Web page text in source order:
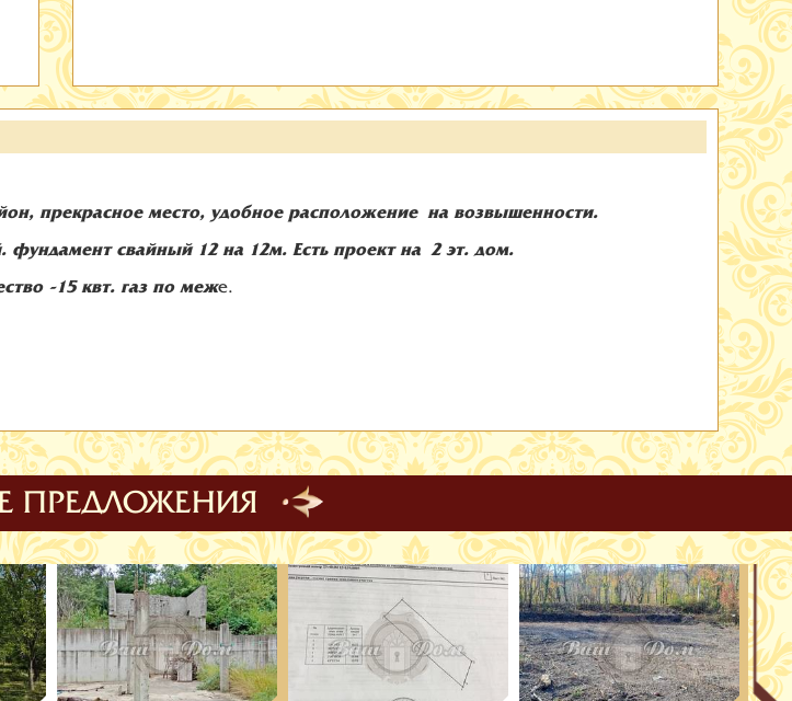
прекрасное место, удобное расположение на возвышенности.
свайный 12 на 12м. Есть проект на 2 эт. дом.
-15 квт. газ по меже.
ПРЕДЛОЖЕНИЯ